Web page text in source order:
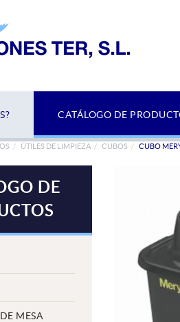
CATÁLOGO DE
ÚTILES DE LIMPIEZA CUBOS CUBO
DE
MESA